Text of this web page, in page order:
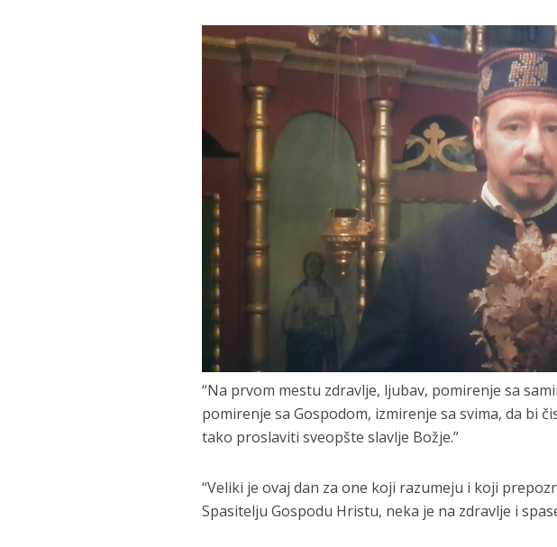
“Na prvom mestu zdravlje, ljubav, pomirenje sa
pomirenje sa Gospodom, izmirenje sa svima, da bi
tako proslaviti sveopšte slavlje Božje.”
“Veliki je ovaj dan za one koji razumeju i koji
Spasitelju Gospodu Hristu, neka je na zdravlje i